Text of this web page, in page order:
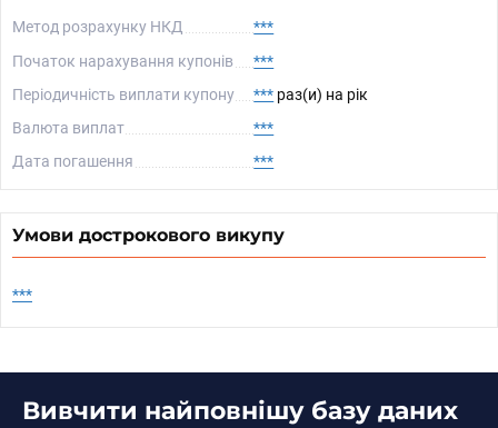
Метод розрахунку НКД
***
Початок нарахування купонів
***
Періодичність виплати купону
*** раз(и) на рік
Валюта виплат
***
Дата погашення
***
Умови дострокового викупу
***
Вивчити найповнішу базу даних